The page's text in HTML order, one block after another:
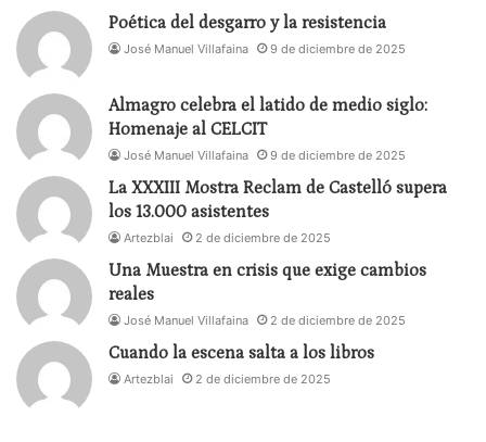
Poética del desgarro y la resistencia
José Manuel Villafaina 9 de diciembre de 2025
Almagro celebra el latido de medio siglo:
Homenaje al CELCIT
José Manuel Villafaina 9 de diciembre de 2025
La XXXIII Mostra Reclam de Castelló supera
los 13.000 asistentes
Artezblai 2 de diciembre de 2025
Una Muestra en crisis que exige cambios
reales
José Manuel Villafaina 2 de diciembre de 2025
Cuando la escena salta a los libros
Artezblai 2 de diciembre de 2025